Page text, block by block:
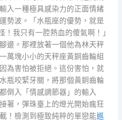
入一種極具感染力的正面情緒
勢波。「水瓶座的優勢，就是
我只有一腔熱血的傻氣啊！」
邊。那裡放著一個他為林天秤
萬塊小小的天秤座黃銅齒輪組
為害怕被拒絕。這份害怕，就
瓶咬緊牙關，將那個黃銅齒輪
倒入「情感調節器」的輸入
著，彈珠臺上的燈光開始瘋狂
！檢測到極致純粹的單戀能巡